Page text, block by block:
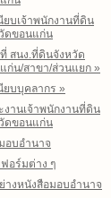
ยบเจ้าพนักงานที่ดิน
ดขอนแก่น
สนง.ที่ดินจังหวัด
ก่น/สาขา/ส่วนแยก »
ยบบุคลากร »
งานเจ้าพนักงานที่ดิน
ดขอนแก่น
อบอำนาจ
อร์มต่าง ๆ
างหนังสือมอบอำนาจ